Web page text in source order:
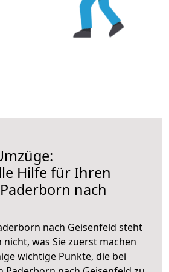
Hilfe für Ihren
nach
nach Geisenfeld steht
nicht, was Sie zuerst machen
wichtige Punkte, die bei